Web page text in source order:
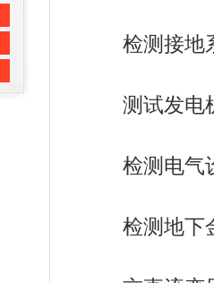
检测接地
测试发电机
检测电气设
检测地下金